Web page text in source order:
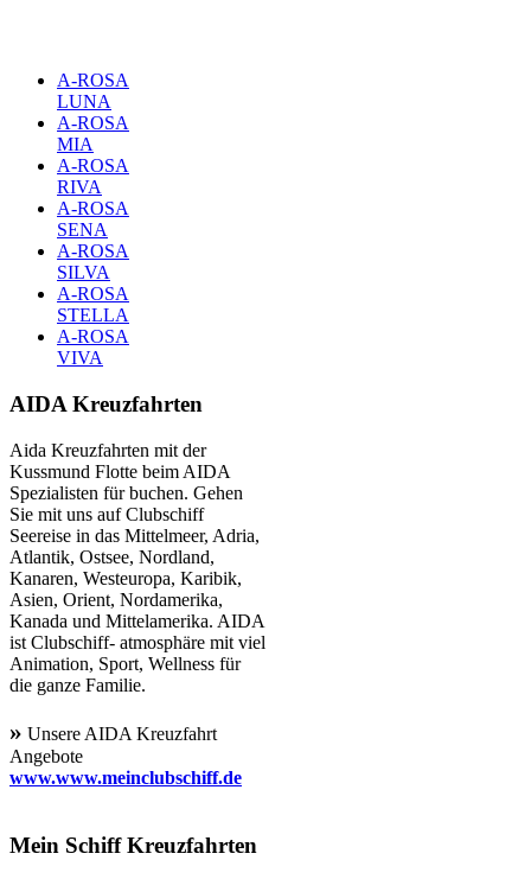
A-ROSA
LUNA
A-ROSA
MIA
A-ROSA
RIVA
A-ROSA
SENA
A-ROSA
SILVA
A-ROSA
STELLA
A-ROSA
VIVA
AIDA Kreuzfahrten
Aida Kreuzfahrten mit der
Kussmund Flotte beim AIDA
Spezialisten für buchen. Gehen
Sie mit uns auf Clubschiff
Seereise in das Mittelmeer, Adria,
Atlantik, Ostsee, Nordland,
Kanaren, Westeuropa, Karibik,
Asien, Orient, Nordamerika,
Kanada und Mittelamerika. AIDA
ist Clubschiff- atmosphäre mit viel
Animation, Sport, Wellness für
die ganze Familie.
» Unsere AIDA Kreuzfahrt
Angebote
www.www.meinclubschiff.de
Mein Schiff Kreuzfahrten